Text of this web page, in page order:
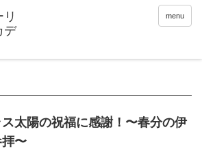
menu
太陽の祝福に感謝！〜春分の伊
〜